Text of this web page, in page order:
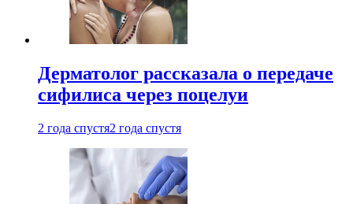
Дерматолог рассказала о передаче
сифилиса через поцелуи
2 года спустя2 года спустя